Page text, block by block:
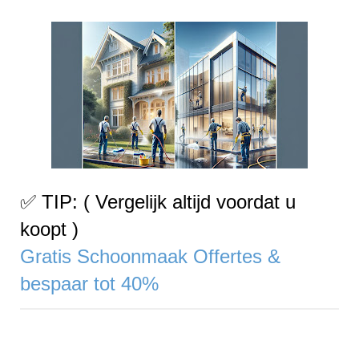
✅ TIP: ( Vergelijk altijd voordat u
koopt )
Gratis Schoonmaak Offertes &
bespaar tot 40%